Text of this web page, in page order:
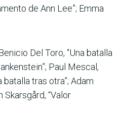
de Ann Lee”; Emma
Del Toro, “Una batalla
Paul Mescal,
batalla tras otra”; Adam
Skarsgård, “Valor